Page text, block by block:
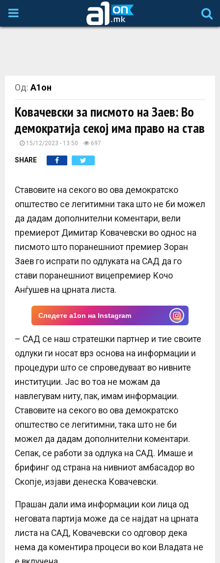
P
M
A
M
N
U
Од: А1он
Ковачевски за писмото на Заев: Во
демократија секој има право на став
15/12/2023 - 13:50 697
SHARE
Ставовите на секого во ова демократско
општество се легитимни така што не би можел
да дадам дополнителни коментари, вели
премиерот Димитар Ковачевски во однос на
писмото што поранешниот премиер Зоран
Заев го испрати по одлуката на САД да го
стави поранешниот вицепремиер Кочо
Анѓушев на црната листа.
Следете a1on на Instagram
– САД се наш стратешки партнер и тие своите
одлуки ги носат врз основа на информации и
процедури што се спроведуваат во нивните
институции. Јас во тоа не можам да
навлегувам ниту, пак, имам информации.
Ставовите на секого во ова демократско
општество се легитимни, така што не би
можел да дадам дополнителни коментари.
Сепак, се работи за одлука на САД. Имаше и
брифинг од страна на нивниот амбасадор во
Скопје, изјави денеска Ковачевски.
Прашан дали има информации кои лица од
неговата партија може да се најдат на црната
листа на САД, Ковачевски со одговор дека
нема да коментира процеси во кои Владата не